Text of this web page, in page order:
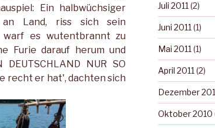
Ein halbwüchsiger
Land, riss sich sein
warf es wutentbrannt zu
Furie darauf herum und
NUR SO
recht er hat', dachten sich
Juli 2011 (2)
Juni 2011 (1)
Mai 2011 (1)
April 2011 (2)
Dezember
Oktober 2010